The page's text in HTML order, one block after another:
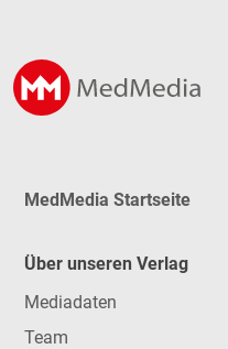
MedMedia Startseite
Über unseren Verlag
Mediadaten
Team